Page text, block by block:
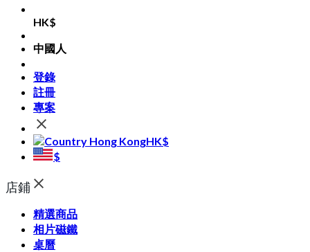
HK$
中國人
登錄
註冊
專案
HK$
$
店鋪
精選商品
相片磁鐵
桌曆